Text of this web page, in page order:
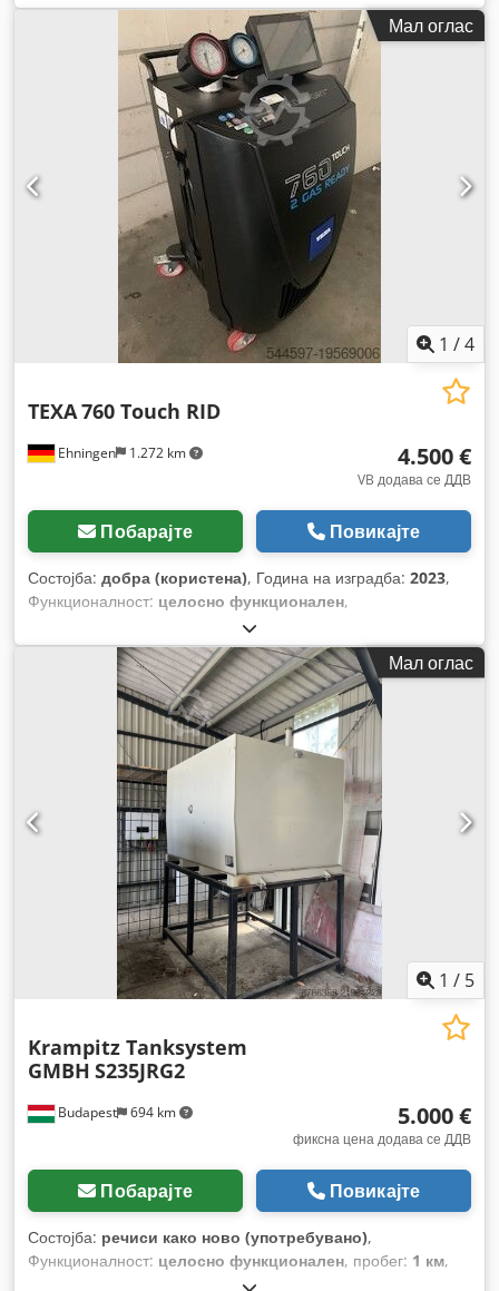
Мал оглас
1 /4
Ehningen 1.272 km
TEXA760 Touch RID
4.500 €
VB додава се ДДВ
Побарајте Повикајте
Состојба: добра (користена), Година на изградба: 2023,
Функционалност: целосно функционален,
Мал оглас
1 / 5
Budapest 694 km
Krampitz Tanksystem
GMBH S235JRG2
5.000 €
фиксна цена додава се ДДВ
Побарајте Повикајте
Состојба: речиси како ново (употребувано),
Функционалност: целосно функционален, пробег: 1 км,
, вкупна тежина: